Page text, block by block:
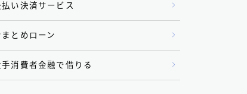
払い決済サービス
まとめローン
手消費者金融で借りる